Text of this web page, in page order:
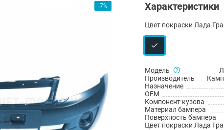
-7% Характеристики
Цвет покраски Лада
Модель
Производитель
Назначение
OEM
Компонент кузова
Материал бампера
Поверхность бампера
Цвет покраски Лада